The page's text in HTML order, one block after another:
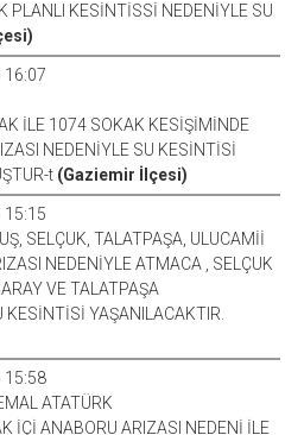
PLANLI KESİNTİSSİ NEDENİYLE SU
İLE 1074 SOKAK KESİŞİMİNDE
NEDENİYLE SU KESİNTİSİ
t (Gaziemir İlçesi)
SELÇUK, TALATPAŞA, ULUCAMİİ
NEDENİYLE ATMACA , SELÇUK
VE TALATPAŞA
YAŞANILACAKTIR.
ATATÜRK
İÇİ ANABORU ARIZASI NEDENİ İLE